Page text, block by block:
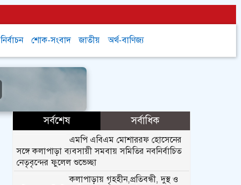
নির্বাচন শোক-সংবাদ জাতীয় অর্থ-বাণিজ্য
সর্বশেষ সর্বাধিক
এমপি এবিএম মোশাররফ হোসেনের
সঙ্গে কলাপাড়া ব্যবসায়ী সমবায় সমিতির নবনির্বাচিত
নেতৃবৃন্দের ফুলেল শুভেচ্ছা
কলাপাড়ায় গৃহহীন,প্রতিবন্ধী, দুস্থ ও